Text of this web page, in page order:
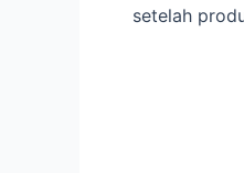
setelah